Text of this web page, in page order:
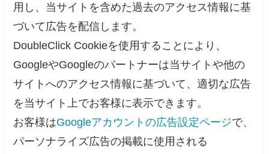
用し、当サイトを含めた過去のアクセス情報に基
づいて広告を配信します。
DoubleClick Cookieを使用することにより、
GoogleやGoogleのパートナーは当サイトや他の
サイトへのアクセス情報に基づいて、適切な広告
を当サイト上でお客様に表示できます。
お客様はGoogleアカウントの広告設定ページで、
パーソナライズ広告の掲載に使用される